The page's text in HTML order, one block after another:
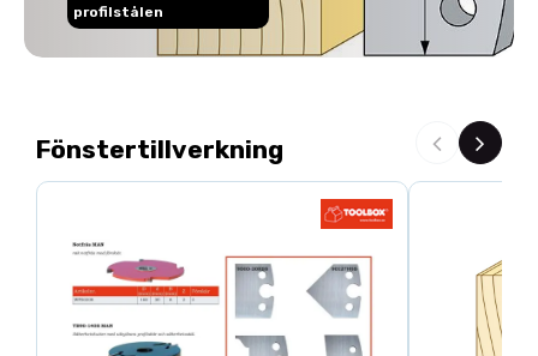
profilstålen
Fönstertillverkning